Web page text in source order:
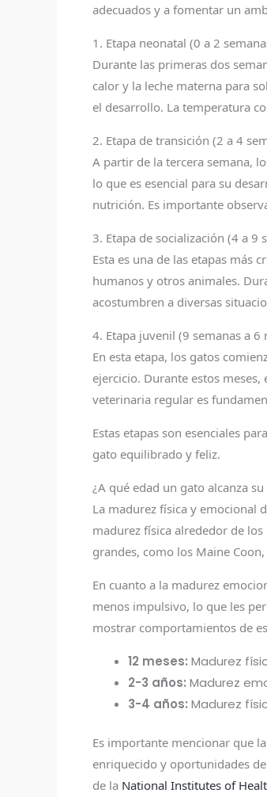
adecuados y a fomentar un
1. Etapa neonatal (0 a 2
Durante las primeras dos
calor y la leche materna para
el desarrollo. La temperatura
2. Etapa de transición (2 a 4
A partir de la tercera semana,
lo que es esencial para su
nutrición. Es importante
3. Etapa de socialización (4 a 9
Esta es una de las etapas más
humanos y otros animales.
acostumbren a diversas
4. Etapa juvenil (9 semanas a 6
En esta etapa, los gatos
ejercicio. Durante estos
veterinaria regular es
Estas etapas son esenciales
gato equilibrado y feliz.
¿A qué edad un gato alcanza
La madurez física y emocional
madurez física alrededor de los
grandes, como los Maine
En cuanto a la madurez
menos impulsivo, lo que les
mostrar comportamientos de
12 meses: Madurez
2-3 años: Madurez
3-4 años: Madurez
Es importante mencionar que
enriquecido y oportunidades
de la National Institutes of